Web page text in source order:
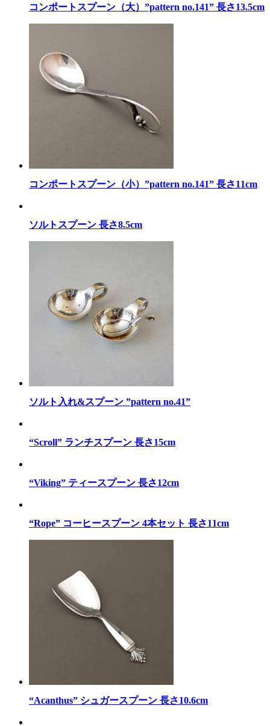
コンポートスプーン（大）”pattern no.141” 長さ13.5cm
コンポートスプーン（小）”pattern no.141” 長さ11cm
ソルトスプーン 長さ8.5cm
ソルト入れ&スプーン ”pattern no.41”
“Scroll” ランチスプーン 長さ15cm
“Viking” ティースプーン 長さ12cm
“Rope” コーヒースプーン 4本セット 長さ11cm
“Acanthus” シュガースプーン 長さ10.6cm